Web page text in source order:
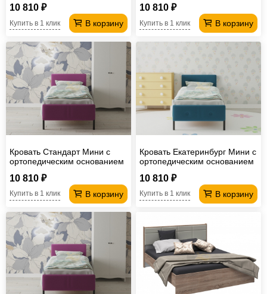
10 810 ₽
В корзину
Купить в 1 клик
10 810 ₽
В корзину
Купить в 1 клик
Кровать Стандарт Мини с
ортопедическим основанием
10 810 ₽
В корзину
Купить в 1 клик
Кровать Екатеринбург Мини с
ортопедическим основанием
10 810 ₽
В корзину
Купить в 1 клик